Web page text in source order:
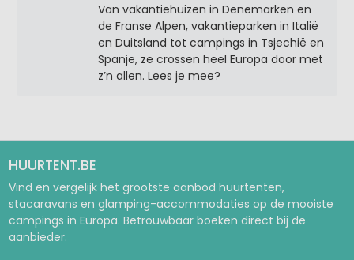
Van vakantiehuizen in Denemarken en
de Franse Alpen, vakantieparken in Italië
en Duitsland tot campings in Tsjechië en
Spanje, ze crossen heel Europa door met
z’n allen. Lees je mee?
HUURTENT.BE
Vind en vergelijk het grootste aanbod huurtenten,
stacaravans en glamping-accommodaties op de mooiste
campings in Europa. Betrouwbaar boeken direct bij de
aanbieder.